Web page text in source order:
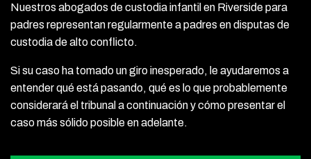
Nuestros abogados de custodia infantil en Riverside para
padres representan regularmente a padres en disputas de
custodia de alto conflicto.
Si su caso ha tomado un giro inesperado, le ayudaremos a
entender qué está pasando, qué es lo que probablemente
considerará el tribunal a continuación y cómo presentar el
caso más sólido posible en adelante.